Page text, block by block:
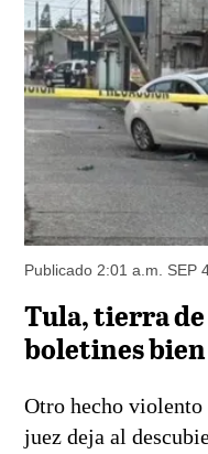
Publicado 2:01 a.m. SEP
Tula, tierra
boletines
Otro hecho violento
juez deja al